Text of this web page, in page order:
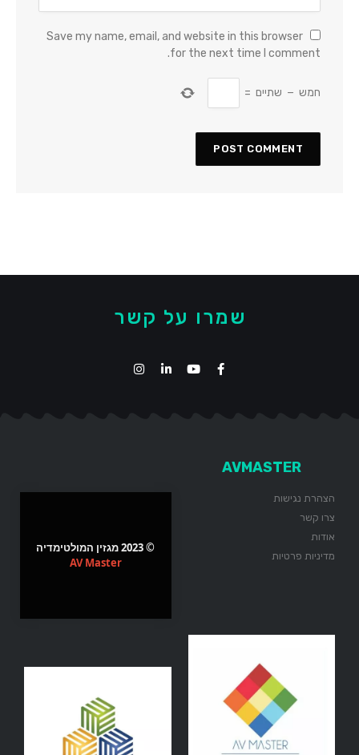
Save my name, email, and website in this browser
for the next time I comment.
חמש − שתיים =
שמרו על קשר
AVMASTER
הצהרת נגישות
צרו קשר
אודות
מדיניות פרטיות
© 2023 מגזין המולטימדיה
AV Master